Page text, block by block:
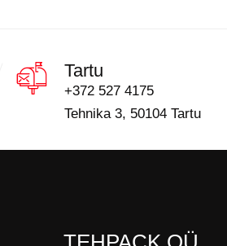
Tartu
+372 527 4175
Tehnika 3, 50104 Tartu